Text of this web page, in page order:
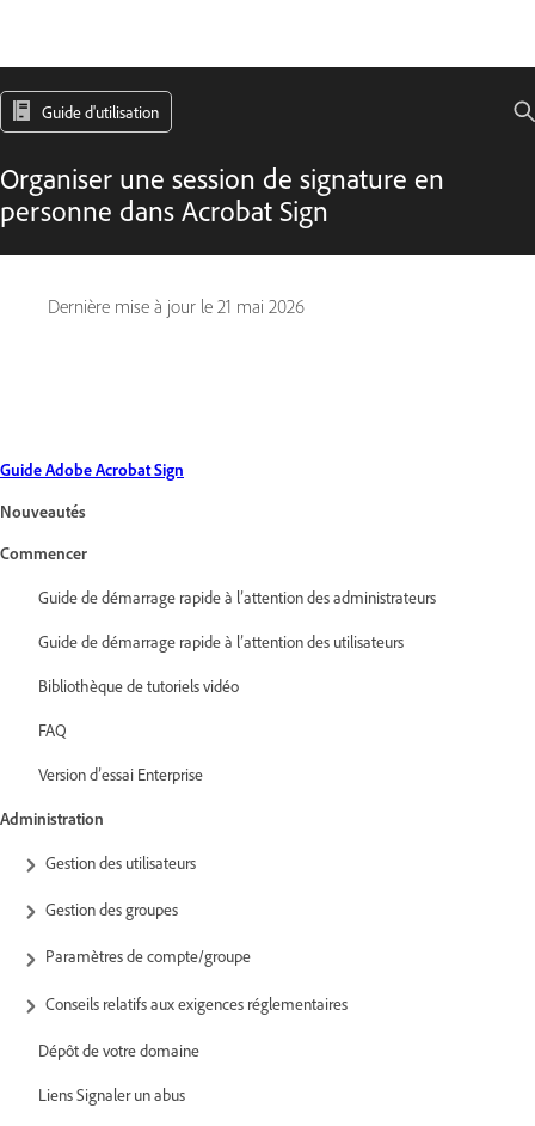
Guide d'utilisation
Organiser une session de signature en
personne dans Acrobat Sign
Dernière mise à jour le 21 mai 2026
Guide Adobe Acrobat Sign
Nouveautés
Commencer
Guide de démarrage rapide à l’attention des administrateurs
Guide de démarrage rapide à l’attention des utilisateurs
Bibliothèque de tutoriels vidéo
FAQ
Version d’essai Enterprise
Administration
Gestion des utilisateurs
Gestion des groupes
Paramètres de compte/groupe
Conseils relatifs aux exigences réglementaires
Dépôt de votre domaine
Liens Signaler un abus